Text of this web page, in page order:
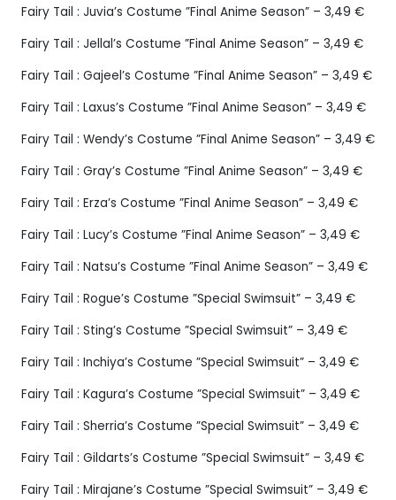
Fairy Tail : Juvia’s Costume ”Final Anime Season” – 3,49 €
Fairy Tail : Jellal’s Costume ”Final Anime Season” – 3,49 €
Fairy Tail : Gajeel’s Costume ”Final Anime Season” – 3,49 €
Fairy Tail : Laxus’s Costume ”Final Anime Season” – 3,49 €
Fairy Tail : Wendy’s Costume ”Final Anime Season” – 3,49 €
Fairy Tail : Gray’s Costume ”Final Anime Season” – 3,49 €
Fairy Tail : Erza’s Costume ”Final Anime Season” – 3,49 €
Fairy Tail : Lucy’s Costume ”Final Anime Season” – 3,49 €
Fairy Tail : Natsu’s Costume ”Final Anime Season” – 3,49 €
Fairy Tail : Rogue’s Costume ”Special Swimsuit” – 3,49 €
Fairy Tail : Sting’s Costume ”Special Swimsuit” – 3,49 €
Fairy Tail : Inchiya’s Costume ”Special Swimsuit” – 3,49 €
Fairy Tail : Kagura’s Costume ”Special Swimsuit” – 3,49 €
Fairy Tail : Sherria’s Costume ”Special Swimsuit” – 3,49 €
Fairy Tail : Gildarts’s Costume ”Special Swimsuit” – 3,49 €
Fairy Tail : Mirajane’s Costume ”Special Swimsuit” – 3,49 €